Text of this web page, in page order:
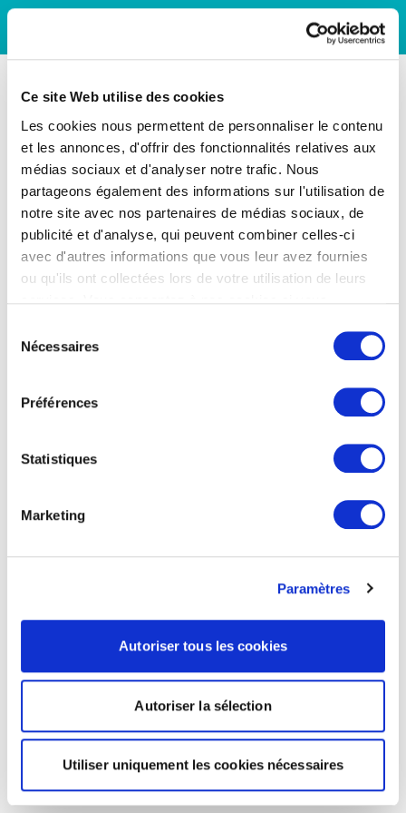
Ce site Web utilise des cookies
Les cookies nous permettent de personnaliser le contenu
et les annonces, d'offrir des fonctionnalités relatives aux
médias sociaux et d'analyser notre trafic. Nous
partageons également des informations sur l'utilisation de
notre site avec nos partenaires de médias sociaux, de
publicité et d'analyse, qui peuvent combiner celles-ci
avec d'autres informations que vous leur avez fournies
ou qu'ils ont collectées lors de votre utilisation de leurs
Nécessaires
Préférences
Statistiques
Marketing
Paramètres
Autoriser tous les cookies
Autoriser la sélection
Utiliser uniquement les cookies nécessaires